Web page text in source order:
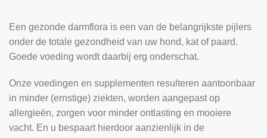
Een gezonde darmflora is een van de belangrijkste pijlers
onder de totale gezondheid van uw hond, kat of paard.
Goede voeding wordt daarbij erg onderschat.
Onze voedingen en supplementen resulteren aantoonbaar
in minder (ernstige) ziekten, worden aangepast op
allergieën, zorgen voor minder ontlasting en mooiere
vacht. En u bespaart hierdoor aanzienlijk in de